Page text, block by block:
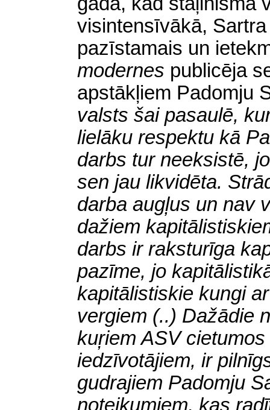
visintensīvākā,
pazīstamais un
modernes publicēja
apstākļiem Padomju
valsts šai pasaulē,
lielāku respektu kā
darbs tur neeksistē,
sen jau likvidēta.
darba augļus un nav
dažiem
darbs ir raksturīga
pazīme, jo
kapitālistiskie kungi
vergiem (..) Dažādie
kuŗiem ASV
iedzīvotājiem, ir
gudrajiem Padomju
noteikumiem, kas